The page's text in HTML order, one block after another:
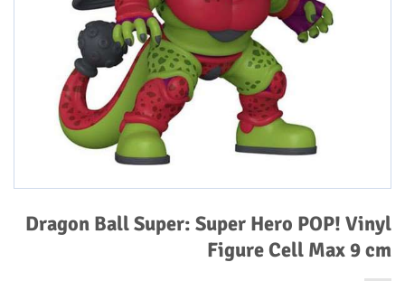
Dragon Ball Super: Super Hero POP! Vinyl
Figure Cell Max 9 cm